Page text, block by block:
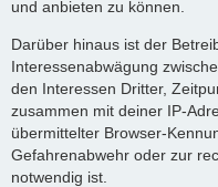
und anbieten zu können.
Darüber hinaus ist der
Interessenabwägung
den Interessen Dritter,
zusammen mit deiner IP-
übermittelter Browser-
Gefahrenabwehr oder zur
notwendig ist.